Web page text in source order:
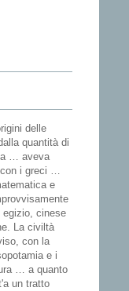
delle
quantità di
… aveva
i greci …
e
egizio, cinese
La civiltà
con la
e i
… a quanto
un tratto